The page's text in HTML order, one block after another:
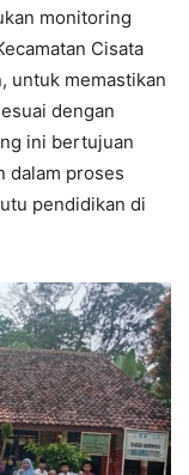
monitoring
Cisata
untuk memastikan
dengan
ini bertujuan
dalam proses
pendidikan di